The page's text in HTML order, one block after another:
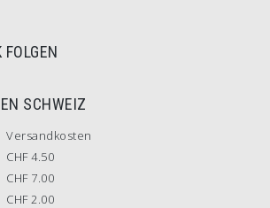
SCHWEIZ
Versandkosten
CHF 4.50
CHF 7.00
CHF 2.00